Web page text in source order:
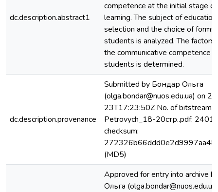
dc.description.abstract1
competence at the initial stage
learning. The subject of
selection and the choice of
students is analyzed. The factors
the communicative competence
students is determined.
dc.description.provenance
Submitted by Бондар Ольга
(olga.bondar@nuos.edu.ua) on
23T17:23:50Z No. of
Petrovych_18-20стр..pdf:
checksum:
(MD5)
Approved for entry into archive
Ольга